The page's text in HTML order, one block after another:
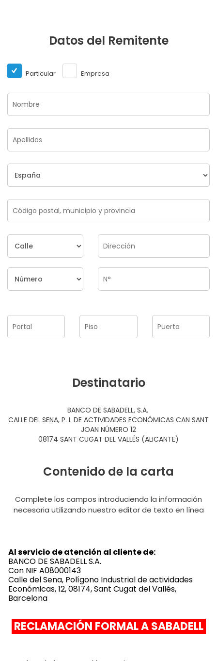
Datos del Remitente
Particular Empresa
Destinatario
BANCO DE SABADELL, S.A.
CALLE DEL SENA, P. I. DE ACTIVIDADES ECONÓMICAS CAN SANT
JOAN NÚMERO 12
08174 SANT CUGAT DEL VALLÉS (ALICANTE)
Contenido de la carta
Complete los campos introduciendo la información
necesaria utilizando nuestro editor de texto en línea
Al servicio de atención al cliente de:
BANCO DE SABADELL S.A.
Con NIF A08000143
Calle del Sena, Polígono Industrial de actividades
Económicas, 12, 08174, Sant Cugat del Vallés,
Barcelona
RECLAMACIÓN FORMAL ASABADELL